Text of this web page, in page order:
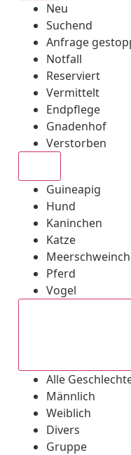
Neu
Suchend
Anfrage
Notfall
Reserviert
Vermittelt
Endpflege
Gnadenhof
Verstorben
Guineapig
Hund
Kaninchen
Katze
Pferd
Vogel
Alle
Männlich
Weiblich
Divers
Gruppe